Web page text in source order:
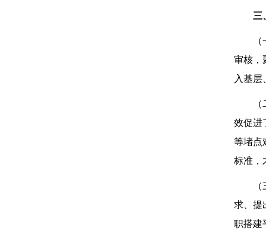
三
审核，
入基
效促进
等堵点
标准，
求、提
职搭建